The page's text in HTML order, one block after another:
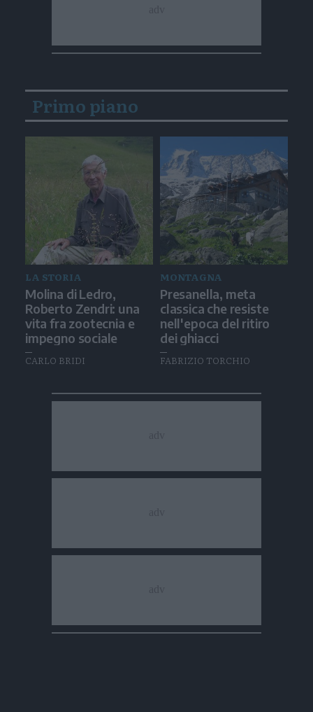
Primo piano
LA STORIA
Molina di Ledro,
Roberto Zendri: una
vita fra zootecnia e
impegno sociale
CARLO BRIDI
MONTAGNA
Presanella, meta
classica che resiste
nell'epoca del ritiro
dei ghiacci
FABRIZIO TORCHIO